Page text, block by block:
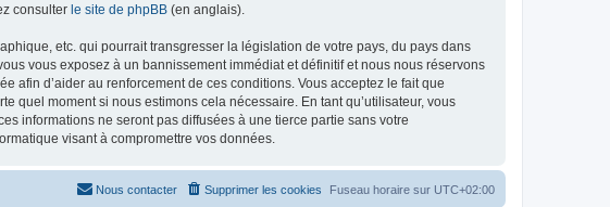
consulter le site de phpBB (en anglais).
etc. qui pourrait transgresser la législation de votre pays, du pays dans
vous exposez à un bannissement immédiat et définitif et nous nous réservons
afin d’aider au renforcement de ces conditions. Vous acceptez le fait que
quel moment si nous estimons cela nécessaire. En tant qu’utilisateur, vous
informations ne seront pas diffusées à une tierce partie sans votre
visant à compromettre vos données.
Fuseau horaire sur UTC+02:00
Supprimer les cookies
Nous contacter